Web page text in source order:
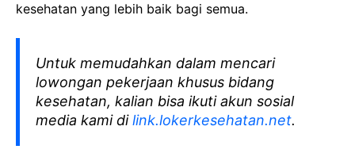
kesehatan yang lebih baik bagi semua.
Untuk memudahkan dalam mencari
lowongan pekerjaan khusus bidang
kesehatan, kalian bisa ikuti akun sosial
media kami dilink.lokerkesehatan.net.